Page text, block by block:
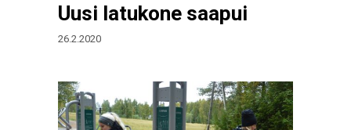
Uusi latukone saapui
26.2.2020